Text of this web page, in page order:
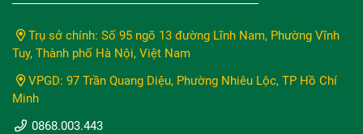
Trụ sở chính: Số 95 ngõ 13 đường Lĩnh Nam, Phường Vĩnh
Tuy, Thành phố Hà Nội, Việt Nam
VPGD: 97 Trần Quang Diệu, Phường Nhiêu Lộc, TP Hồ Chí
Minh
0868.003.443